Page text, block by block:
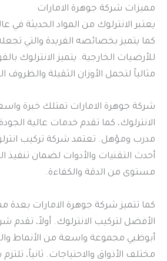
مميزات شركة جوهرة الامارات
يعتبر الانترلوك من المواد الحديثة في
كما يتميز بخصائصه الفريدة والتي تجعله
للأرضيات الخارجية. يتميز الانترلوك
مثالياً لتحمل الأوزان الثقيلة والظروف
شركة جوهرة الامارات تمتلك خبرة
الانترلوك، كما تقدم خدمات عالية
مدرب ومؤهل. تعتمد شركة تركيب
أحدث التقنيات والأدوات لضمان تنفيذ
مستوى من الدقة والكفاءة.
كما تتميز شركة جوهرة الامارات بعدة
الأفضل لتركيب الانترلوك. أولاً، تقدم
أبوظبي مجموعة واسعة من الأنماط
مختلف الأذواق والاحتياجات. ثانياً،